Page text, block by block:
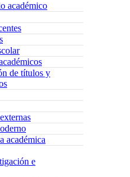
académico
de títulos y
académica
e